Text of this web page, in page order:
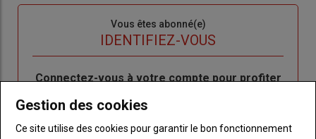
Vous êtes abonné(e)
IDENTIFIEZ-VOUS
Body
Connectez-vous à votre compte pour profiter
Réinitialiser votre mot de passe
Gestion des cookies
Ce site utilise des cookies pour garantir le bon fonctionnement